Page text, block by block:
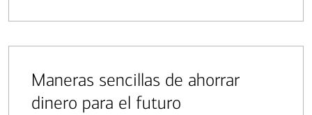
Maneras sencillas de ahorrar
dinero para el futuro